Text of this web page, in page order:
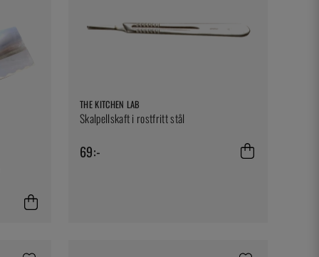
THE KITCHEN LAB
Skalpellskaft i rostfritt stål
69:-